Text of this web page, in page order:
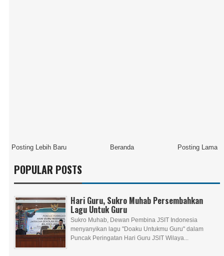
Posting Lebih Baru Posting Lama
Beranda
POPULAR POSTS
Hari Guru, Sukro Muhab Persembahkan
Lagu Untuk Guru
Sukro Muhab, Dewan Pembina JSIT Indonesia
menyanyikan lagu "Doaku Untukmu Guru" dalam
Puncak Peringatan Hari Guru JSIT Wilaya...